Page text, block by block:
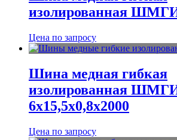
изолированная ШМГИ
Цена по запросу
Шина медная гибкая
изолированная
6х15,5х0,8х2000
Цена по запросу